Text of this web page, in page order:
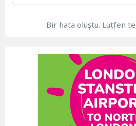
Bir hata oluştu. Lütfen